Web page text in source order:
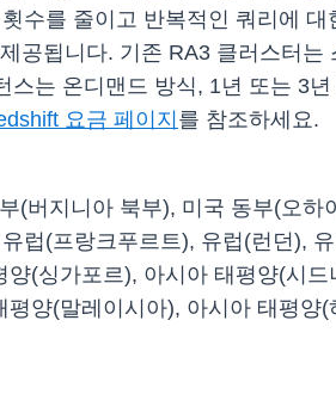
수를 줄이고 반복적인 쿼리에
공됩니다. 기존 RA3 클러스터
는 온디맨드 방식, 1년 또는 3
요금 페이지 를 참조하세요.
(버지니아 북부), 미국 동부(오
럽(프랑크푸르트), 유럽(런던),
(싱가포르), 아시아 태평양(시
양(말레이시아), 아시아 태평